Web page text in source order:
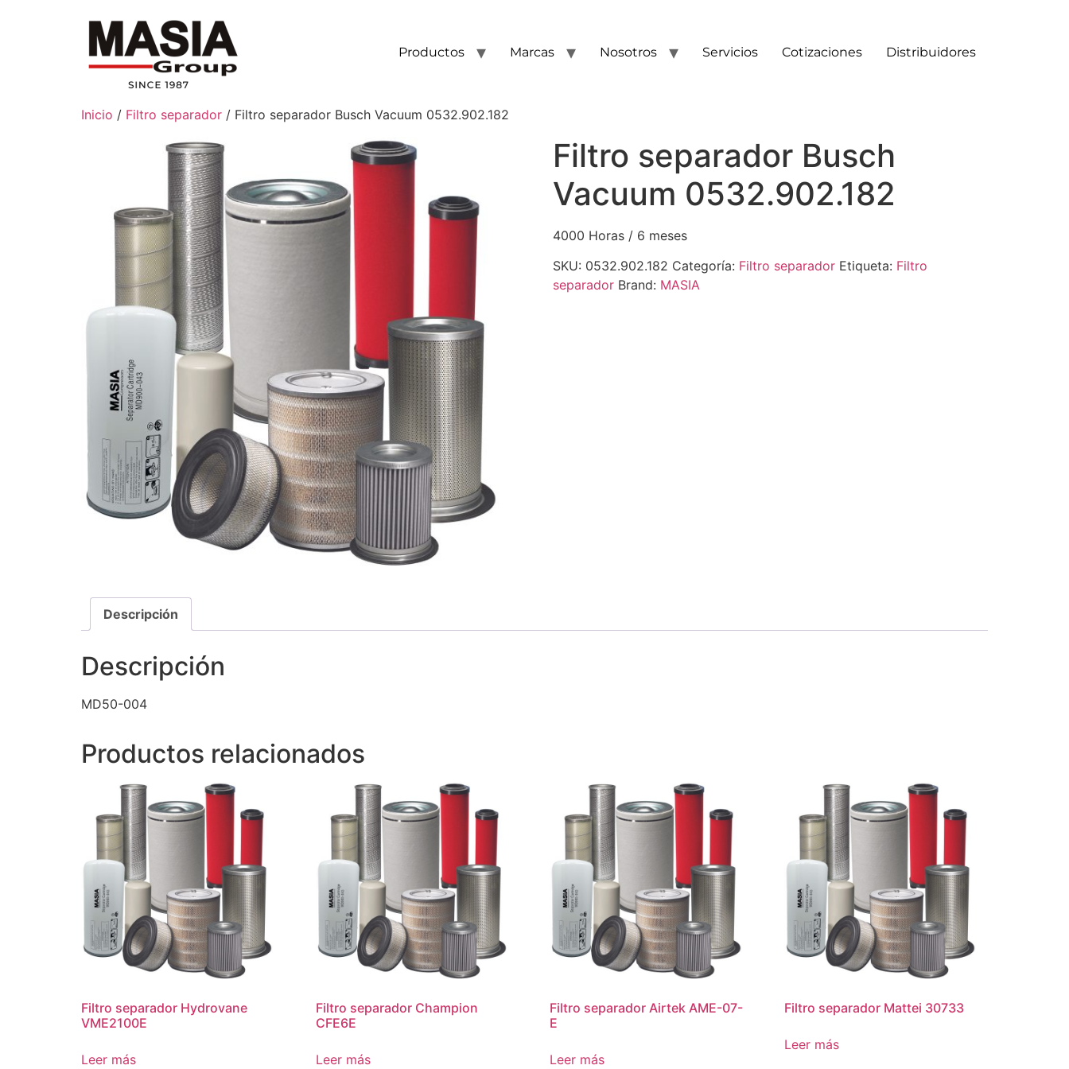
Productos Marcas Nosotros Servicios Cotizaciones Distribuidores
Inicio / Filtro separador / Filtro separador Busch Vacuum 0532.902.182
Filtro separador Busch
Vacuum 0532.902.182
4000 Horas / 6 meses
SKU: 0532.902.182 Categoría: Filtro separador Etiqueta: Filtro
separador Brand: MASIA
Descripción
Descripción
MD50-004
Productos relacionados
Filtro separador Hydrovane
VME2100E
Leer más
Filtro separador Champion
CFE6E
Leer más
Filtro separador Airtek AME-07-
E
Leer más
Filtro separador Mattei 30733
Leer más